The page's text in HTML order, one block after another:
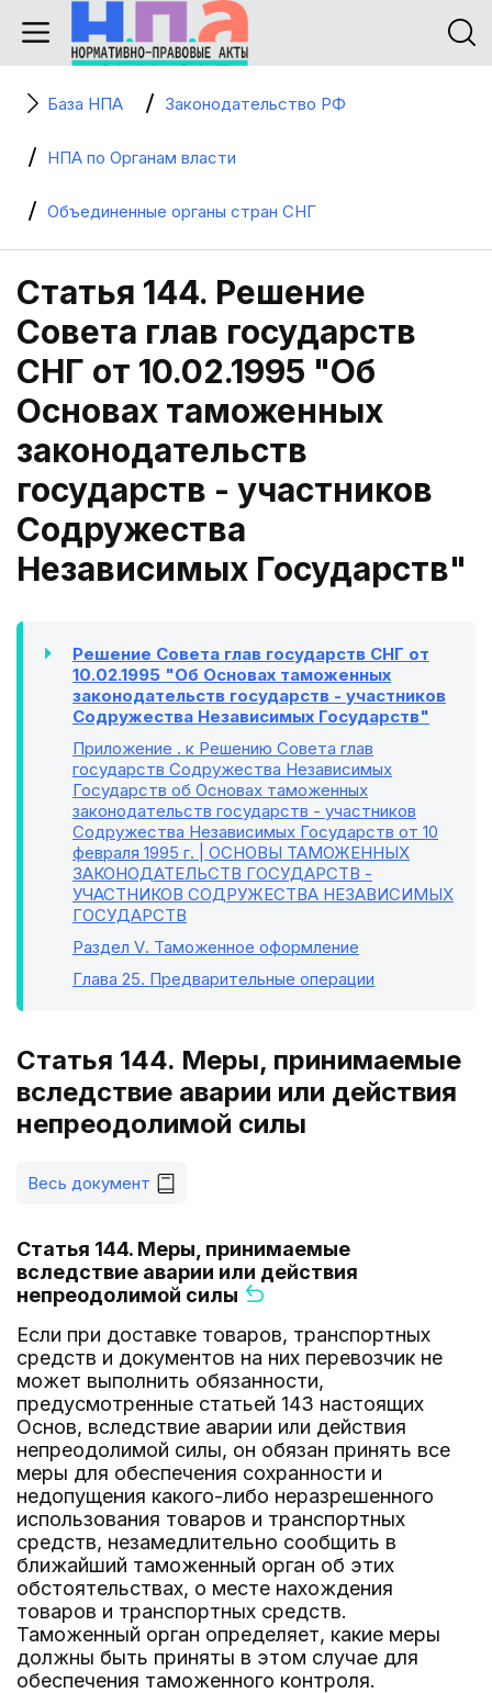
База НПА Законодательство РФ
НПА по Органам власти
Объединенные органы стран СНГ
Статья 144. Решение
Совета глав государств
СНГ от 10.02.1995 "Об
Основах таможенных
законодательств
государств - участников
Содружества
Независимых Государств"
Решение Совета глав государств СНГ от
10.02.1995 "Об Основах таможенных
законодательств государств - участников
Содружества Независимых Государств"
Приложение . к Решению Совета глав
государств Содружества Независимых
Государств об Основах таможенных
законодательств государств - участников
Содружества Независимых Государств от 10
февраля 1995 г. | ОСНОВЫ ТАМОЖЕННЫХ
ЗАКОНОДАТЕЛЬСТВ ГОСУДАРСТВ -
УЧАСТНИКОВ СОДРУЖЕСТВА НЕЗАВИСИМЫХ
ГОСУДАРСТВ
Раздел V. Таможенное оформление
Глава 25. Предварительные операции
Статья 144. Меры, принимаемые
вследствие аварии или действия
непреодолимой силы
Весь документ
Статья 144. Меры, принимаемые
вследствие аварии или действия
непреодолимой силы
Если при доставке товаров, транспортных
средств и документов на них перевозчик не
может выполнить обязанности,
предусмотренные статьей 143 настоящих
Основ, вследствие аварии или действия
непреодолимой силы, он обязан принять все
меры для обеспечения сохранности и
недопущения какого-либо неразрешенного
использования товаров и транспортных
средств, незамедлительно сообщить в
ближайший таможенный орган об этих
обстоятельствах, о месте нахождения
товаров и транспортных средств.
Таможенный орган определяет, какие меры
должны быть приняты в этом случае для
обеспечения таможенного контроля.